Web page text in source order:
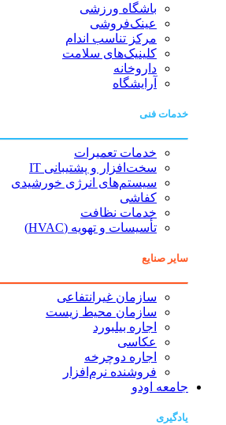
باشگاه ورزشی
عینک‌فروشی
مرکز تناسب اندام
کلینیک‌های سلامت
داروخانه
آرایشگاه
خدمات فنی
خدمات تعمیرات
سخت‌افزار و پشتیبانی IT
سیستم‌های انرژی خورشیدی
کفاشی
خدمات نظافت
تأسیسات و تهویه (HVAC)
سایر صنایع
سازمان غیرانتفاعی
سازمان محیط زیست
اجاره بیلبورد
عکاسی
اجاره دوچرخه
فروشنده نرم‌افزار
جامعه اودو
یادگیری